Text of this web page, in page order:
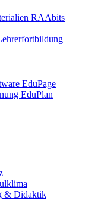
RAAbits
EduPage
EduPlan
& Didaktik